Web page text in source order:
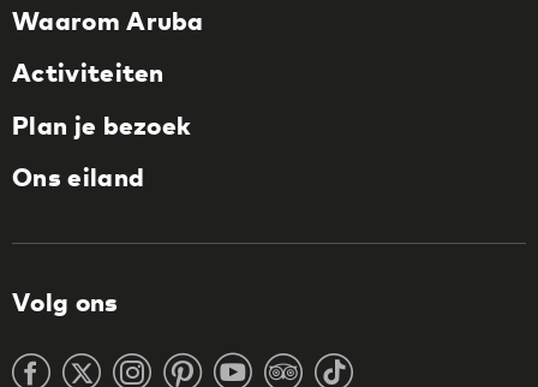
Waarom Aruba
Activiteiten
Plan je bezoek
Ons eiland
Volg ons